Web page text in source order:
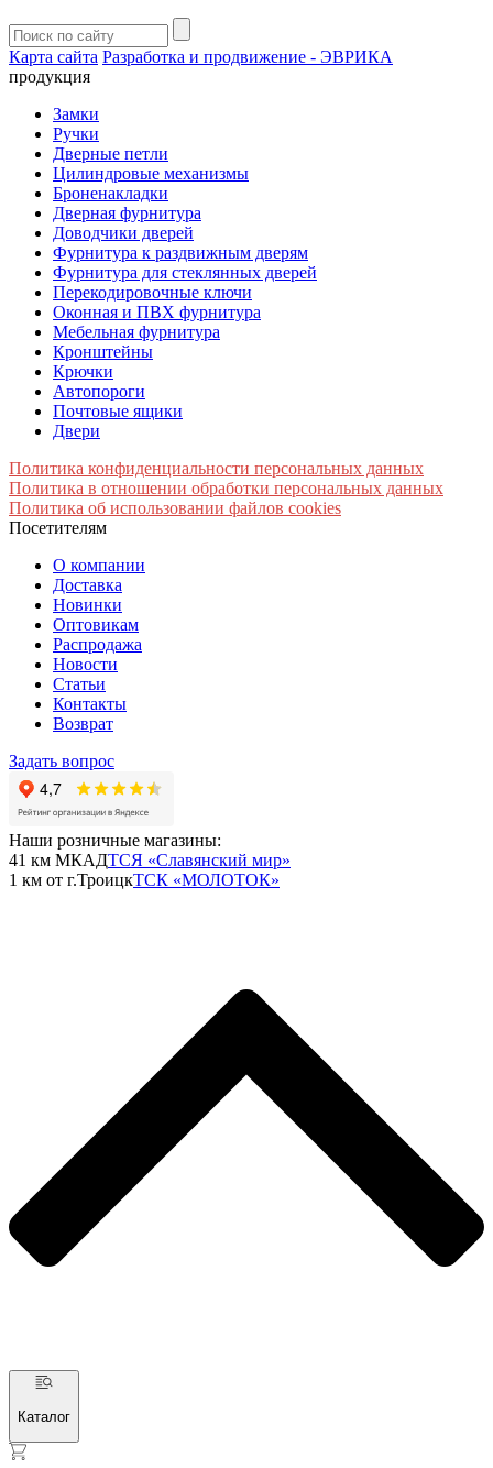
Карта сайта Разработка и продвижение - ЭВРИКА
продукция
Замки
Ручки
Дверные петли
Цилиндровые механизмы
Броненакладки
Дверная фурнитура
Доводчики дверей
Фурнитура к раздвижным дверям
Фурнитура для стеклянных дверей
Перекодировочные ключи
Оконная и ПВХ фурнитура
Мебельная фурнитура
Кронштейны
Крючки
Автопороги
Почтовые ящики
Двери
Политика конфиденциальности персональных данных
Политика в отношении обработки персональных данных
Политика об использовании файлов cookies
Посетителям
О компании
Доставка
Новинки
Оптовикам
Распродажа
Новости
Статьи
Контакты
Возврат
Задать вопрос
Наши розничные магазины:
41 км МКАДТСЯ «Славянский мир»
1 км от г.ТроицкТСК «МОЛОТОК»
Каталог